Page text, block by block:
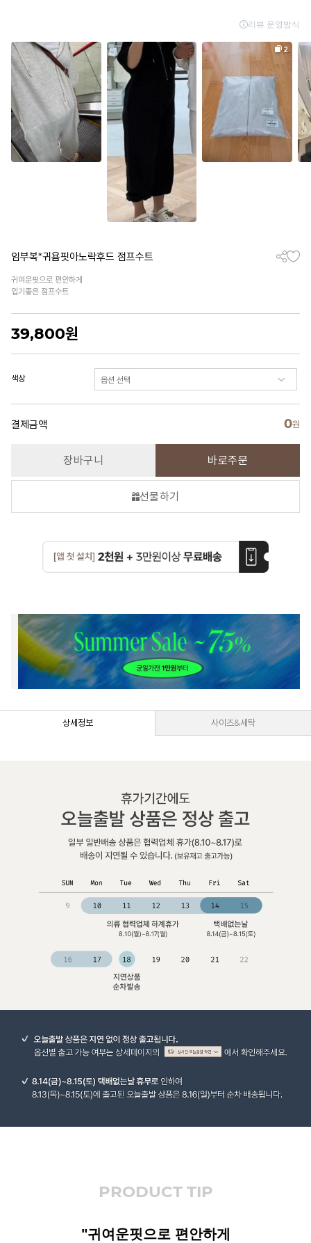
임부복*귀욤핏아노락후드 점프수트
귀여운핏으로 편안하게
입기좋은 점프수트
39,800원
색상
결제금액 0원
장바구니 바로주문
선물하기
상세정보 사이즈&세탁
PRODUCT TIP
"귀여운핏으로 편안하게